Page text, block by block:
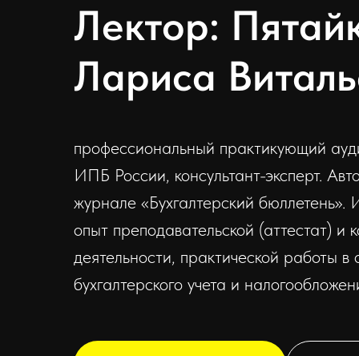
Лектор:
Лариса
профессиональный практикующий
ИПБ России, консультант-эксперт.
журнале «Бухгалтерский бюллетень».
опыт преподавательской (аттестат) и
деятельности, практической работы в
бухгалтерского учета и